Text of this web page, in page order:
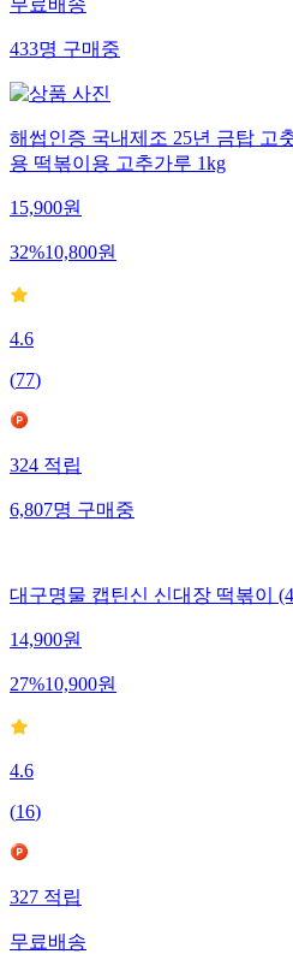
무료배송
433명 구매중
해썹인증 국내제조 25년 금탑 고
용 떡볶이용 고추가루 1kg
15,900원
32%10,800원
4.6
(77)
324 적립
6,807명 구매중
대구명물 캡틴신 신대장 떡볶이
14,900원
27%10,900원
4.6
(16)
327 적립
무료배송